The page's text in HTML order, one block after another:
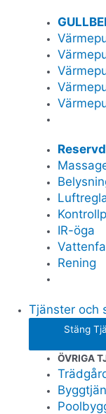
IR-öga
Rening
Tjänster och
Stäng
ÖVRIGA